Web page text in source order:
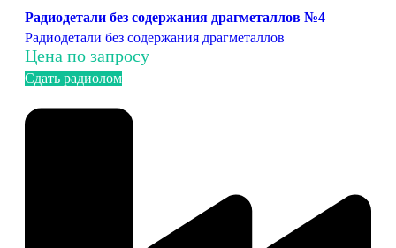
Радиодетали без содержания драгметаллов №4
Радиодетали без содержания драгметаллов
Цена по запросу
Сдать радиолом